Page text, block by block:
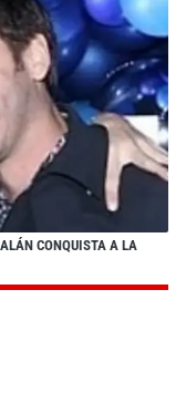
CONQUISTA A LA